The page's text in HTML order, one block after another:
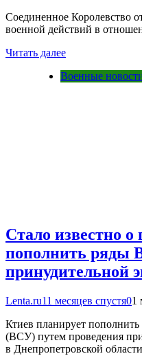
Соединенное Королевство
военной действий в
Читать далее
Военные
Стало известно о
пополнить ряды
принудительной
Lenta.ru11 месяцев спустя01
Ктиев планирует
(ВСУ) путем проведения
в Днепропетровской